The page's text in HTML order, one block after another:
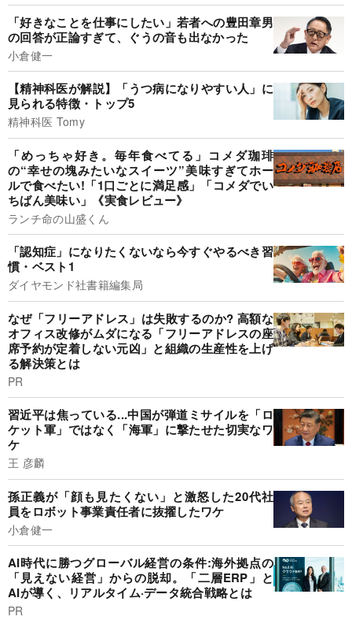
「好きなことを仕事にしたい」若者への豊田章男
の回答が正論すぎて、ぐうの音も出なかった
小倉健一
【精神科医が解説】「うつ病になりやすい人」に
見られる特徴・トップ5
精神科医 Tomy
「めっちゃ好き。毎年食べてる」コメダ珈琲
の“幸せの塊みたいなスイーツ”美味すぎてホー
ルで食べたい!「1口ごとに満足感」「コメダでい
ちばん美味い」《実食レビュー》
ランチ命の山盛くん
「認知症」になりたくないなら今すぐやるべき習
慣・ベスト1
ダイヤモンド社書籍編集局
なぜ「フリーアドレス」は失敗するのか? 高額な
オフィス改修がムダになる「フリーアドレスの座
席予約が定着しない元凶」と組織の生産性を上げ
る解決策とは
PR
習近平は焦っている...中国が弾道ミサイルを「ロ
ケット軍」ではなく「海軍」に撃たせた切実なワ
ケ
王 彦麟
孫正義が「顔も見たくない」と激怒した20代社
員をロボット事業責任者に抜擢したワケ
小倉健一
AI時代に勝つグローバル経営の条件:海外拠点の
「見えない経営」からの脱却。「二層ERP」と
AIが導く、リアルタイム·データ統合戦略とは
PR